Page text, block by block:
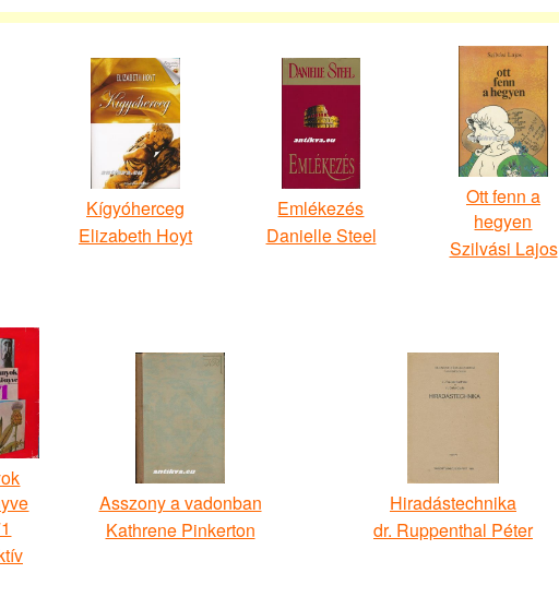
Kígyóherceg
Elizabeth Hoyt
Emlékezés
Danielle Steel
Ott fenn a
hegyen
Szilvási Lajos
Asszony a vadonban
Kathrene Pinkerton
Hiradástechnika
dr. Ruppenthal Péter